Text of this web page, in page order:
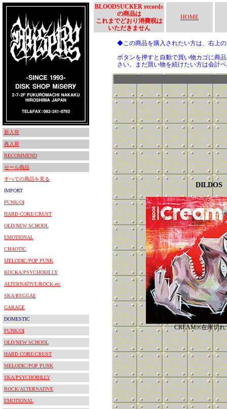
新入荷
再入荷
RECOMMEND
セール商品
すべての商品を見る
IMPORT
PUNK/OI
HARD CORE/CRUST
OLD/NEW SCHOOL
EMOTIONAL
CHAOTIC
MELODIC/POP PUNK
ROCKA/PSYCHOBILLY
ALTERNATIVE/ROCK etc
SKA/REGGAE
GARAGE
DOMESTIC
PUNK/OI
OLD/NEW SCHOOL
HARD CORE/CRUST
MELODIC/POP PUNK
SKA/PSYCHOBILLY
ROCK/ALTERNATIVE
EMOTIONAL
BLOODSUCKER records
の商品は
これまでどおり消費税は
いただきません
HOME
◆この商品を購入されたい方は、右上
ボタンを押すと自動で買い物カゴに商
さい。まだ買い物を続けたい方は会計
DILDOS
CREAM※在庫切